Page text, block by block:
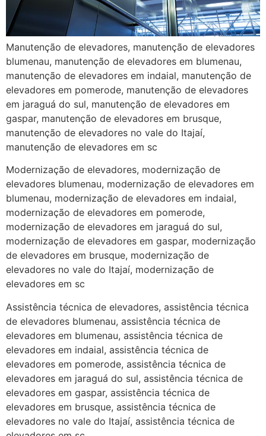
Manutenção de elevadores, manutenção de elevadores
blumenau, manutenção de elevadores em blumenau,
manutenção de elevadores em indaial, manutenção de
elevadores em pomerode, manutenção de elevadores
em jaraguá do sul, manutenção de elevadores em
gaspar, manutenção de elevadores em brusque,
manutenção de elevadores no vale do Itajaí,
manutenção de elevadores em sc
Modernização de elevadores, modernização de
elevadores blumenau, modernização de elevadores em
blumenau, modernização de elevadores em indaial,
modernização de elevadores em pomerode,
modernização de elevadores em jaraguá do sul,
modernização de elevadores em gaspar, modernização
de elevadores em brusque, modernização de
elevadores no vale do Itajaí, modernização de
elevadores em sc
Assistência técnica de elevadores, assistência técnica
de elevadores blumenau, assistência técnica de
elevadores em blumenau, assistência técnica de
elevadores em indaial, assistência técnica de
elevadores em pomerode, assistência técnica de
elevadores em jaraguá do sul, assistência técnica de
elevadores em gaspar, assistência técnica de
elevadores em brusque, assistência técnica de
elevadores no vale do Itajaí, assistência técnica de